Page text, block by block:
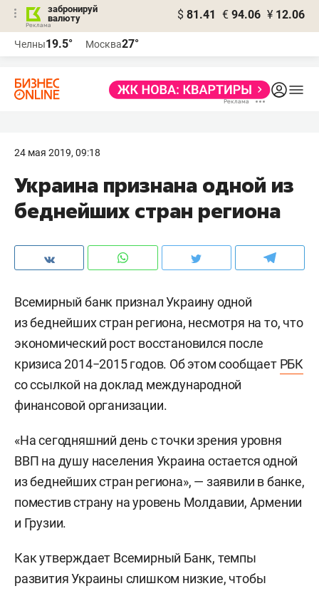
забронируй
валюту
$ 81.41 € 94.06 ¥ 12.06
Челны19.5° Москва27°
24 мая 2019, 09:18
Украина признана одной из
беднейших стран региона
Всемирный банк признал Украину одной
из беднейших стран региона, несмотря на то, что
экономический рост восстановился после
кризиса 2014−2015 годов. Об этом сообщает РБК
со ссылкой на доклад международной
финансовой организации.
«На сегодняшний день с точки зрения уровня
ВВП на душу населения Украина остается одной
из беднейших стран региона», — заявили в банке,
поместив страну на уровень Молдавии, Армении
и Грузии.
Как утверждает Всемирный Банк, темпы
развития Украины слишком низкие, чтобы